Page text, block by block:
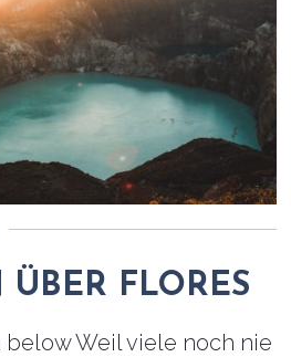
ÜBER FLORES
below Weil viele noch nie